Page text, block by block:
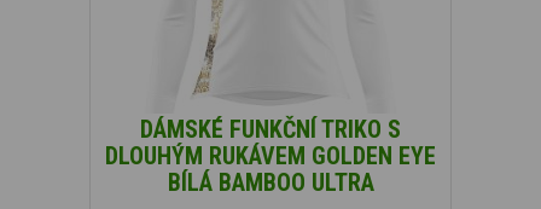
DÁMSKÉ FUNKČNÍ TRIKO S
DLOUHÝM RUKÁVEM GOLDEN EYE
BÍLÁ BAMBOO ULTRA